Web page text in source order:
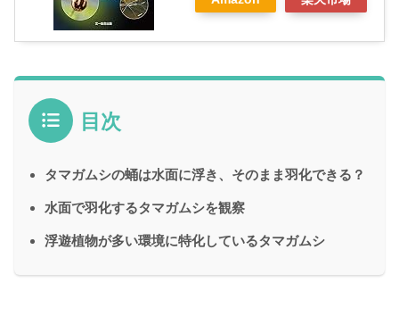
目次
タマガムシの蛹は水面に浮き、そのまま羽化できる？
水面で羽化するタマガムシを観察
浮遊植物が多い環境に特化しているタマガムシ